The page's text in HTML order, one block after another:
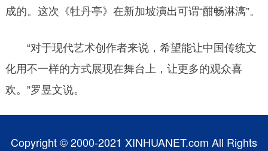
成的。这次《牡丹亭》在新加坡演出可谓“酣畅淋漓”。
“对于现代艺术创作者来说，希望能让中国传统文
化用不一样的方式展现在舞台上，让更多的观众喜
欢。”罗昱文说。
Copyright © 2000-2021 XINHUANET.com All Rights